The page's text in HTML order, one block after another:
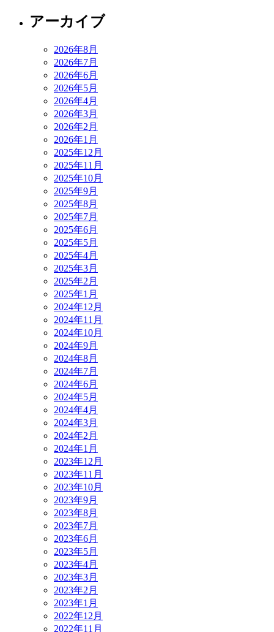
アーカイブ
2026年8月
2026年7月
2026年6月
2026年5月
2026年4月
2026年3月
2026年2月
2026年1月
2025年12月
2025年11月
2025年10月
2025年9月
2025年8月
2025年7月
2025年6月
2025年5月
2025年4月
2025年3月
2025年2月
2025年1月
2024年12月
2024年11月
2024年10月
2024年9月
2024年8月
2024年7月
2024年6月
2024年5月
2024年4月
2024年3月
2024年2月
2024年1月
2023年12月
2023年11月
2023年10月
2023年9月
2023年8月
2023年7月
2023年6月
2023年5月
2023年4月
2023年3月
2023年2月
2023年1月
2022年12月
2022年11月